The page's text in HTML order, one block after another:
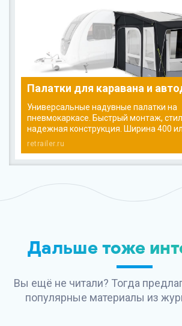
Палатки для каравана и
Универсальные надувные палатки на
пневмокаркасе. Быстрый монтаж,
надежная конструкция. Ширина 400
retrailer.ru
Дальше тоже
Вы ещё не читали? Тогда
популярные материалы из